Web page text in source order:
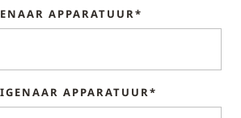
APPARATUUR*
APPARATUUR*